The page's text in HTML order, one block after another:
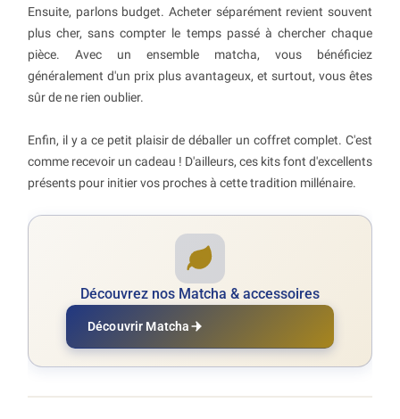
Ensuite, parlons budget. Acheter séparément revient souvent
plus cher, sans compter le temps passé à chercher chaque
pièce. Avec un ensemble matcha, vous bénéficiez
généralement d'un prix plus avantageux, et surtout, vous êtes
sûr de ne rien oublier.
Enfin, il y a ce petit plaisir de déballer un coffret complet. C'est
comme recevoir un cadeau ! D'ailleurs, ces kits font d'excellents
présents pour initier vos proches à cette tradition millénaire.
Découvrez nos Matcha & accessoires
Découvrir Matcha